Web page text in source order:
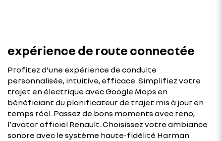
expérience de route connectée
Profitez d’une expérience de conduite
personnalisée, intuitive, efficace. Simplifiez votre
trajet en électrique avec Google Maps en
bénéficiant du planificateur de trajet mis à jour en
temps réel. Passez de bons moments avec reno,
l’avatar officiel Renault. Choisissez votre ambiance
sonore avec le système haute-fidélité Harman